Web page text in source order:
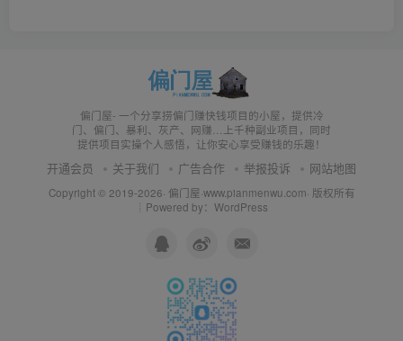
偏门屋- 一个分享捞偏门赚快钱项目的小屋，提供冷
门、偏门、暴利、灰产、网赚…上千种副业项目，同时
提供项目实操个人感悟，让你安心享受赚钱的乐趣！
开通会员 关于我们 广告合作 举报投诉 网站地图
Copyright © 2019-2026· 偏门屋·www.pianmenwu.com· 版权所有
┊Powered by：WordPress